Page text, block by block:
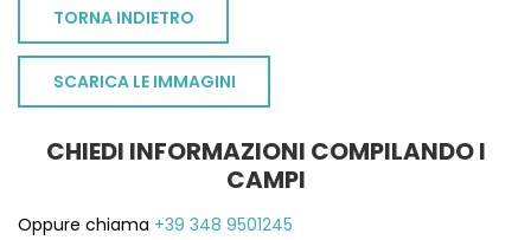
TORNA INDIETRO
SCARICA LE IMMAGINI
CHIEDI INFORMAZIONI COMPILANDO I
CAMPI
Oppure chiama +39 348 9501245